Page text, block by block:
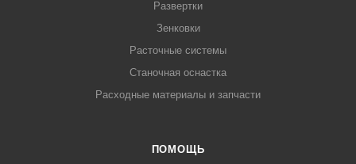
Развертки
Зенковки
Расточные системы
Станочная оснастка
Расходные материалы и запчасти
ПОМОЩЬ